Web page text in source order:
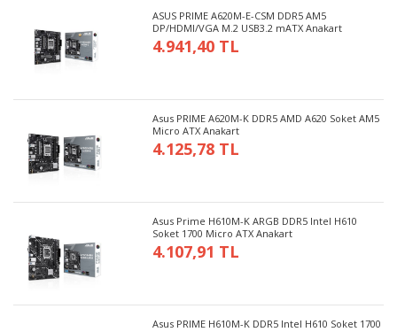
ASUS PRIME A620M-E-CSM DDR5 AM5
DP/HDMI/VGA M.2 USB3.2 mATX Anakart
4.941,40 TL
Asus PRIME A620M-K DDR5 AMD A620 Soket AM5
Micro ATX Anakart
4.125,78 TL
Asus Prime H610M-K ARGB DDR5 Intel H610
Soket 1700 Micro ATX Anakart
4.107,91 TL
Asus PRIME H610M-K DDR5 Intel H610 Soket 1700